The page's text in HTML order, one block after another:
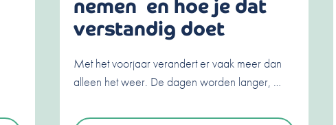
nemen en hoe je dat
verstandig doet
Met het voorjaar verandert er vaak meer dan
alleen het weer. De dagen worden langer, …